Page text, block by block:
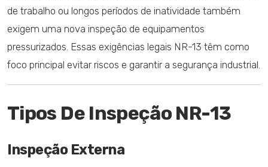
de trabalho ou longos períodos de inatividade também
exigem uma nova inspeção de equipamentos
pressurizados. Essas exigências legais NR-13 têm como
foco principal evitar riscos e garantir a segurança industrial.
Tipos De Inspeção NR-13
Inspeção Externa